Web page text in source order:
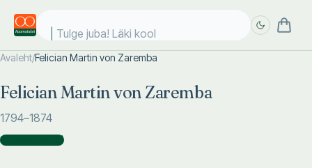
Tulge juba! Läki kooli
Avaleht/Felician Martin von Zaremba
Felician Martin von Zaremba
1794–1874
Kaasautorina )